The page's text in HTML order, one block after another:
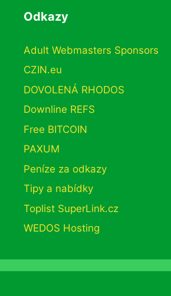
Odkazy
Adult Webmasters Sponsors
CZIN.eu
DOVOLENÁ RHODOS
Downline REFS
Free BITCOIN
PAXUM
Peníze za odkazy
Tipy a nabídky
Toplist SuperLink.cz
WEDOS Hosting